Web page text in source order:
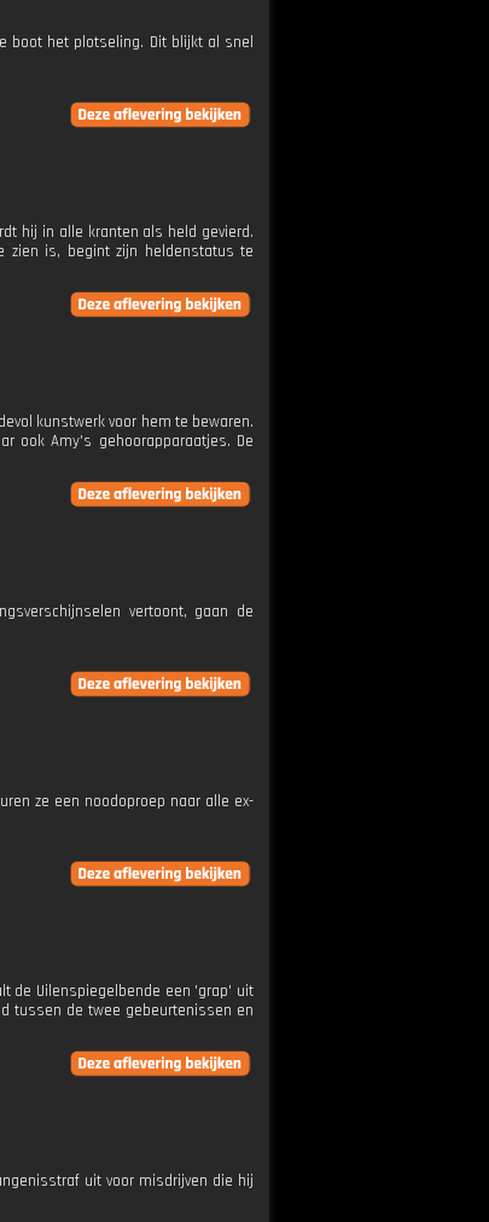
boot het plotseling. Dit blijkt al snel
hij in alle kranten als held gevierd.
zien is, begint zijn heldenstatus te
kunstwerk voor hem te bewaren.
ook Amy's gehoorapparaatjes. De
vertoont, gaan de
ze een noodoproep naar alle ex-
de Uilenspiegelbende een 'grap' uit
tussen de twee gebeurtenissen en
uit voor misdrijven die hij